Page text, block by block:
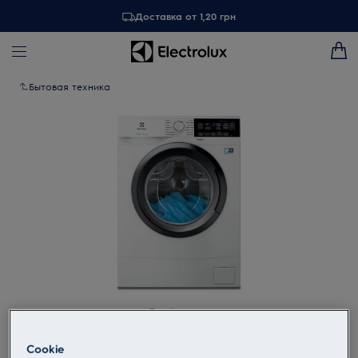
Доставка от 1,20 грн
Бытовая техника
Tap to zoom
Cookie